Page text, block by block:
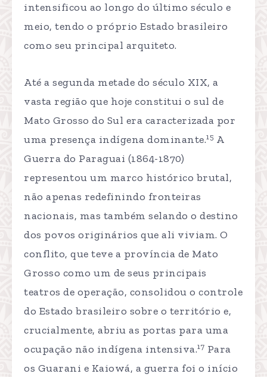
intensificou ao longo do último século e
meio, tendo o próprio Estado brasileiro
como seu principal arquiteto.
Até a segunda metade do século XIX, a
vasta região que hoje constitui o sul de
Mato Grosso do Sul era caracterizada por
uma presença indígena dominante.15 A
Guerra do Paraguai (1864-1870)
representou um marco histórico brutal,
não apenas redefinindo fronteiras
nacionais, mas também selando o destino
dos povos originários que ali viviam. O
conflito, que teve a província de Mato
Grosso como um de seus principais
teatros de operação, consolidou o controle
do Estado brasileiro sobre o território e,
crucialmente, abriu as portas para uma
ocupação não indígena intensiva.17 Para
os Guarani e Kaiowá, a guerra foi o início